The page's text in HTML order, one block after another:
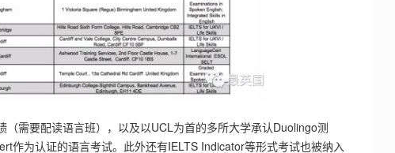
需要配读语言班），以及以UCL为首的多所大学承认Duolingo测
作为认证的语言考试。此外还有IELTS Indicator等形式考试也被纳入